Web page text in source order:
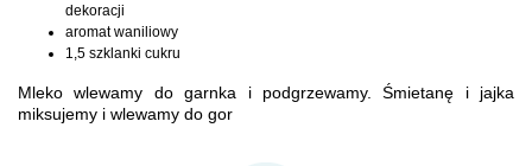
dekoracji
aromat waniliowy
1,5 szklanki cukru
Mleko wlewamy do garnka i podgrzewamy. Śmietanę i jajka
miksujemy i wlewamy do gor